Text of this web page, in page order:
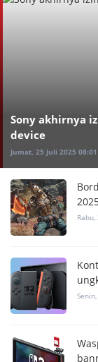
Sony akhirnya
device
Jumat, 25 Juli 2025 08:01